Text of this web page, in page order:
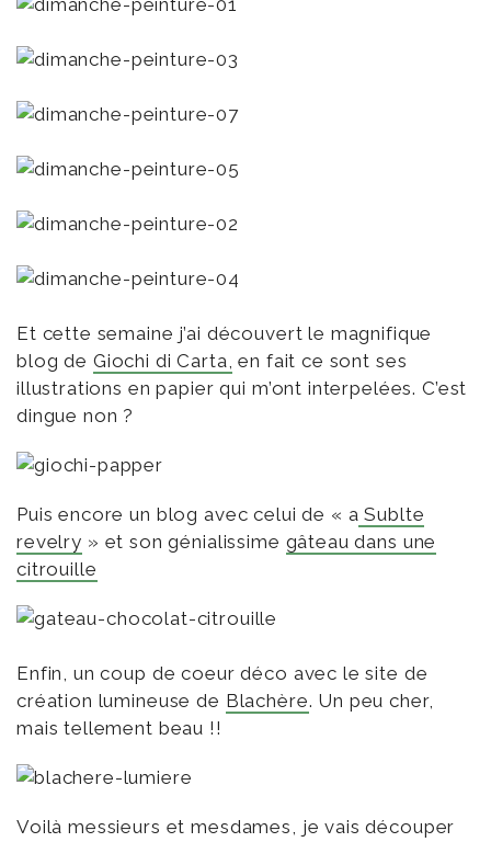
Et cette semaine j’ai découvert le magnifique
blog de Giochi di Carta, en fait ce sont ses
illustrations en papier qui m’ont interpelées. C’est
dingue non ?
Puis encore un blog avec celui de « a Sublte
revelry » et son génialissime gâteau dans une
citrouille
Enfin, un coup de coeur déco avec le site de
création lumineuse de Blachère. Un peu cher,
mais tellement beau !!
Voilà messieurs et mesdames, je vais découper